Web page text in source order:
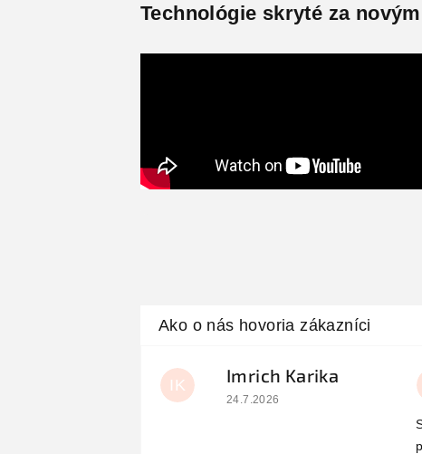
Technológie skryté za
IK Imrich Karika
Hodnotenie obchodu je 5 z 5
24.7.2026